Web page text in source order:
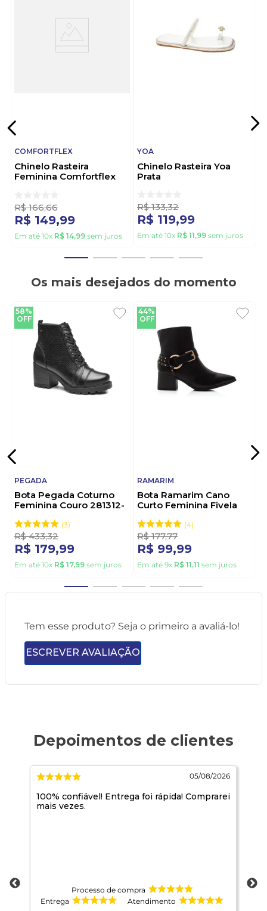
COMFORTFLEX
Chinelo Rasteira
Feminina Comfortflex
R$ 166,66
R$ 149,99
Em até 10x R$ 14,99 sem juros
YOA
Chinelo Rasteira Yoa
Prata
R$ 133,32
R$ 119,99
Em até 10x R$ 11,99 sem juros
Os mais desejados do momento
58%
OFF
PEGADA
Bota Pegada Coturno
Feminina Couro 281312-
3
R$ 433,32
R$ 179,99
Em até 10x R$ 17,99 sem juros
44%
OFF
RAMARIM
Bota Ramarim Cano
Curto Feminina Fivela
4
R$ 177,77
R$ 99,99
Em até 9x R$ 11,11 sem juros
Tem esse produto? Seja o primeiro a avaliá-lo!
ESCREVER AVALIAÇÃO
05/08/2026
100% confiável! Entrega foi rápida! Comprarei
mais vezes.
Processo de compra
Entrega
Atendimento